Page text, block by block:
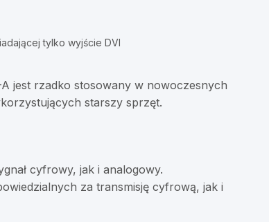
tylko wyjście DVI
jest rzadko stosowany w nowoczesnych
starszy sprzęt.
cyfrowy, jak i analogowy.
za transmisję cyfrową, jak i